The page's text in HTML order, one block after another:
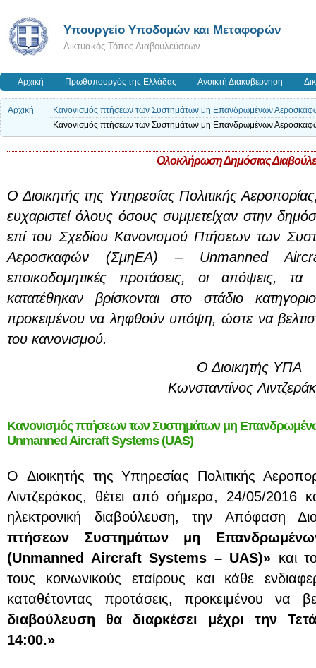
Υπουργείο Υποδομών και Μεταφορών
Δικτυακός Τόπος Διαβουλεύσεων
Αρχική Πρωθυπουργός της Ελλάδας Ανοικτή Διακυβέρνηση
Αρχική
Κανονισμός πτήσεων των Συστημάτων μη Επανδρωμένων
Κανονισμός πτήσεων των Συστημάτων μη Επανδρωμένων
Ολοκλήρωση Δημόσιας
Ο Διοικητής της Υπηρεσίας Πολιτικής
ευχαριστεί όλους όσους συμμετείχαν στην
επί του Σχεδίου Κανονισμού Πτήσεων των
Αεροσκαφών (ΣμηΕΑ) – Unmanned
εποικοδομητικές προτάσεις, οι απόψεις,
κατατέθηκαν βρίσκονται στο στάδιο
προκειμένου να ληφθούν υπόψη, ώστε να
του κανονισμού.
Ο Διοικητής ΥΠΑ
Κωνσταντίνος
Κανονισμός πτήσεων των Συστημάτων μη
Unmanned Aircraft Systems (UAS)
O Διοικητής της Υπηρεσίας Πολιτικής
Λιντζεράκος, θέτει από σήμερα, 24/05/2016
ηλεκτρονική διαβούλευση, την Απόφαση
πτήσεων Συστημάτων μη
(Unmanned Aircraft Systems – UAS)» και
τους κοινωνικούς εταίρους και κάθε
καταθέτοντας προτάσεις, προκειμένου να
διαβούλευση θα διαρκέσει μέχρι την
14:00.»